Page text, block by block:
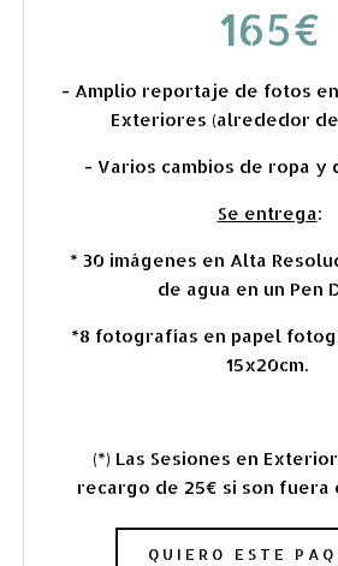
165€
- Amplio reportaje de fotos
Exteriores (alrededor de
- Varios cambios de ropa y
Se entrega:
* 30 imágenes en Alta
de agua en un Pen
*8 fotografías en papel
15x20cm.
(*) Las Sesiones en
recargo de 25€ si son fuera
QUIERO ESTE